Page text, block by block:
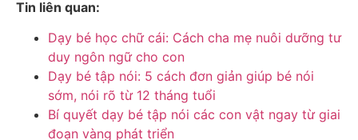
Tin liên quan:
Dạy bé học chữ cái: Cách cha mẹ nuôi dưỡng tư
duy ngôn ngữ cho con
Dạy bé tập nói: 5 cách đơn giản giúp bé nói
sớm, nói rõ từ 12 tháng tuổi
Bí quyết dạy bé tập nói các con vật ngay từ giai
đoạn vàng phát triển